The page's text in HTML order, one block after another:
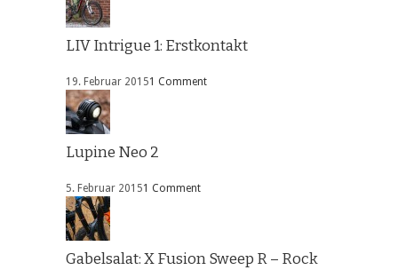
LIV Intrigue 1: Erstkontakt
19. Februar 20151 Comment
Lupine Neo 2
5. Februar 20151 Comment
Gabelsalat: X Fusion Sweep R – Rock